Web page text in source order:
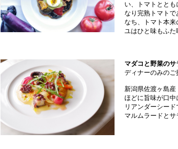
い、トマトとと
なり完熟トマト
なち、トマト本
ユはひと味もふた
マダコと野菜の
ディナーのみのご
新潟県佐渡ヶ島
ほどに旨味が口
リアンダーシー
マルムラードとサ